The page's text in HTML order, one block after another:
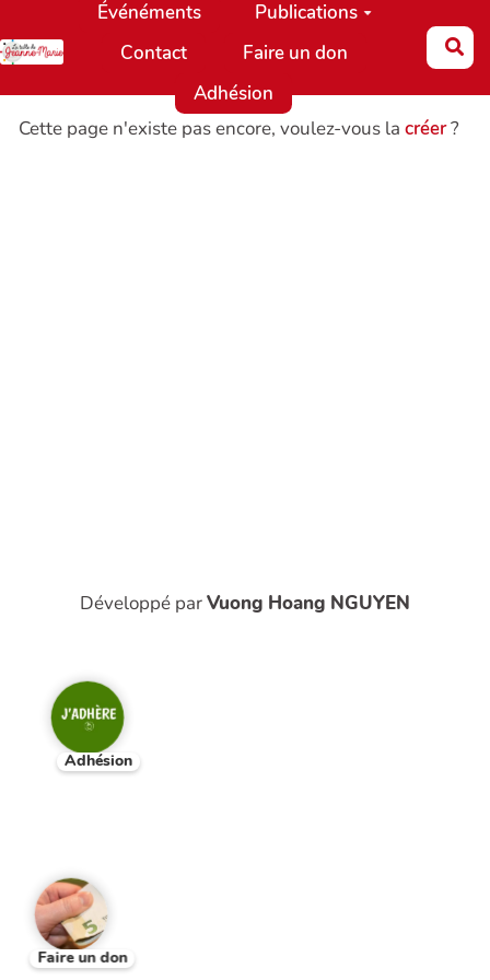
Aller au contenu principal
Événéments
Publications
Contact
Faire un don
Adhésion
Cette page n'existe pas encore, voulez-vous la créer?
Développé parVuong Hoang NGUYEN
Adhésion
Faire un don